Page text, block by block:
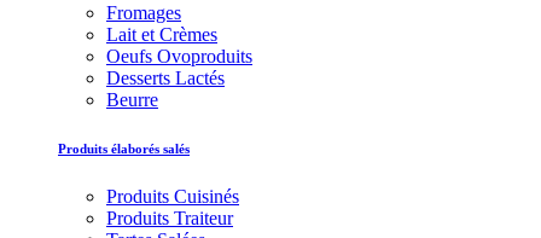
Fromages
Lait et Crèmes
Oeufs Ovoproduits
Desserts Lactés
Beurre
Produits élaborés salés
Produits Cuisinés
Produits Traiteur